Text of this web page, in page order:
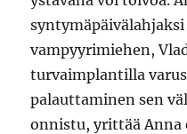
vampyyrimiehen,
turvaimplantilla
palauttaminen sen
onnistu, yrittää Anna